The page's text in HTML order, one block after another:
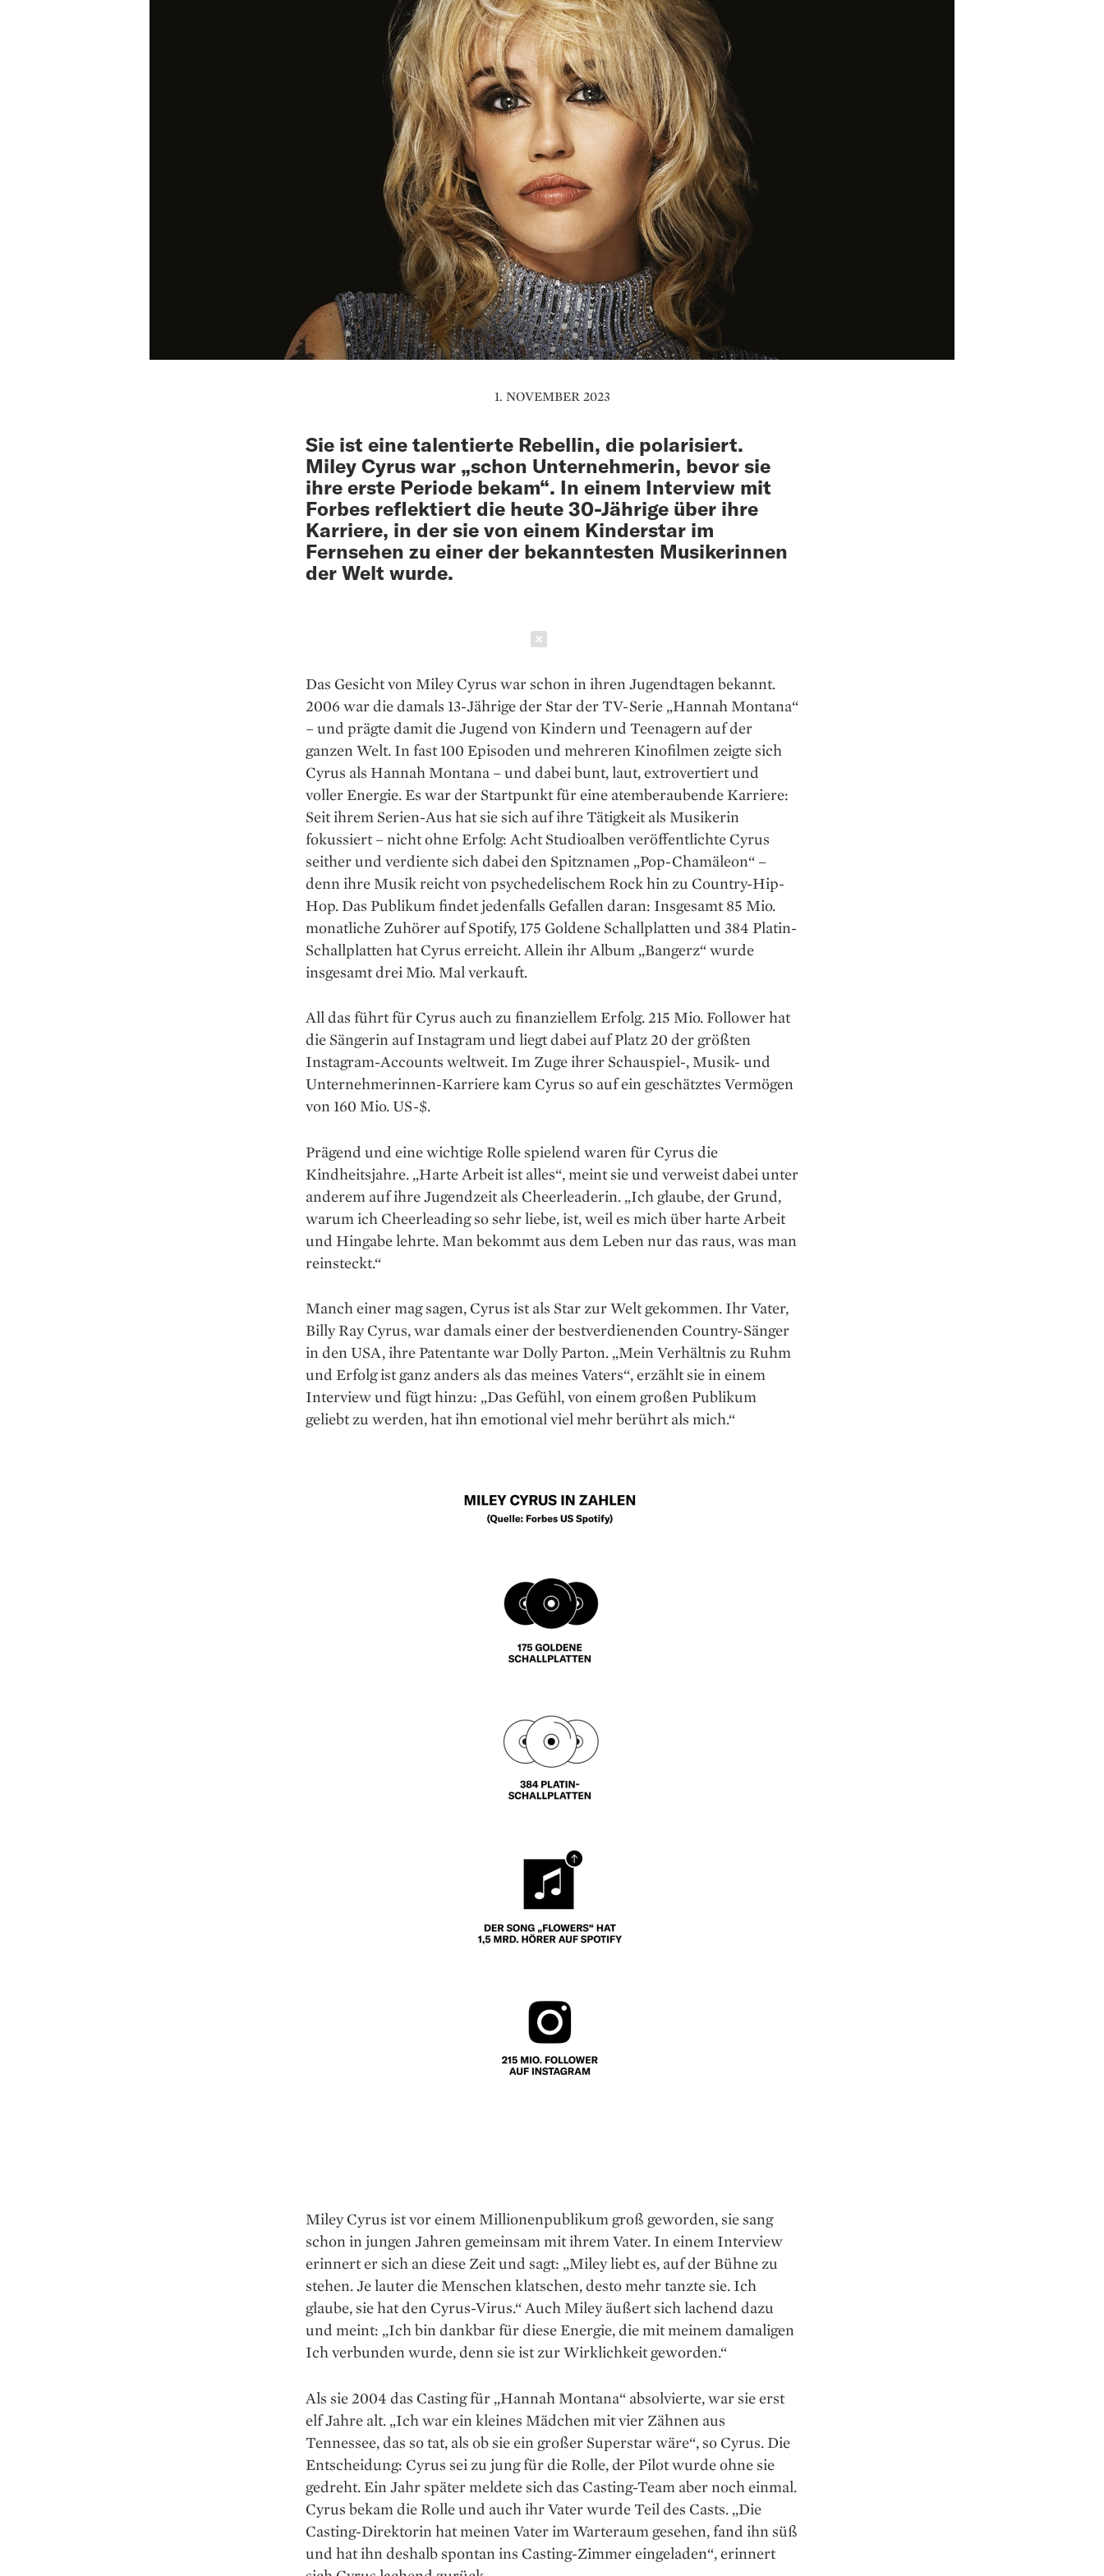
1. NOVEMBER 2023
Sie ist eine talentierte Rebellin, die polarisiert.
Miley Cyrus war „schon Unternehmerin, bevor sie
ihre erste Periode bekam“. In einem Interview mit
Forbes reflektiert die heute 30-Jährige über ihre
Karriere, in der sie von einem Kinderstar im
Fernsehen zu einer der bekanntesten Musikerinnen
der Welt wurde.
Das Gesicht von Miley Cyrus war schon in ihren Jugendtagen bekannt.
2006 war die damals 13-Jährige der Star der TV-Serie „Hannah Mon­tana“
– und prägte damit die Jugend von Kindern und Teenagern auf der
ganzen Welt. In fast 100 Episoden und mehreren Kinofilmen zeigte sich
Cyrus als Hannah Montana – und dabei bunt, laut, extrovertiert und
voller Energie. Es war der Startpunkt für eine atemberaubende Karriere:
Seit ihrem Serien-Aus hat sie sich auf ihre Tätigkeit als Musikerin
fokussiert – nicht ohne Erfolg: Acht Studioalben veröffentlichte Cyrus
seither und verdiente sich dabei den Spitznamen „Pop-­Chamäleon“ –
denn ihre Musik reicht von psychedelischem Rock hin zu Country-Hip-
Hop. Das Publikum findet jedenfalls Gefallen daran: ­Insgesamt 85 Mio.
monatliche Zuhörer auf ­Spotify, 175 Goldene Schallplatten und 384 Platin-
Schallplatten hat Cyrus erreicht. Allein ihr Album „Bangerz“ wurde
insgesamt drei Mio. Mal verkauft.
All das führt für Cyrus auch zu finanziellem Erfolg. 215 Mio. Follower hat
die Sängerin auf Instagram und liegt dabei auf Platz 20 der größten
Instagram-Accounts weltweit. Im Zuge ihrer Schauspiel-, Musik- und
Unternehmerinnen-Karriere kam Cyrus so auf ein geschätztes Vermögen
von 160 Mio. US-$.
Prägend und eine wichtige Rolle spielend waren für Cyrus die
Kindheitsjahre. „Harte Arbeit ist alles“, meint sie und verweist dabei unter
anderem auf ihre Jugendzeit als Cheer­leaderin. „Ich glaube, der Grund,
warum ich Cheer­leading so sehr liebe, ist, weil es mich über harte Arbeit
und Hingabe lehrte. Man bekommt aus dem Leben nur das raus, was man
rein­steckt.“
Manch einer mag sagen, Cyrus ist als Star zur Welt gekommen. Ihr Vater,
Billy Ray Cyrus, war damals einer der bestverdienenden Country-Sänger
in den USA, ihre Patentante war Dolly Parton. „Mein Verhältnis zu Ruhm
und Erfolg ist ganz anders als das meines Vaters“, erzählt sie in einem
Interview und fügt hinzu: „Das Gefühl, von einem großen Publikum
geliebt zu werden, hat ihn emotional viel mehr berührt als mich.“
Miley Cyrus ist vor einem Millionenpublikum groß geworden, sie sang
schon in jungen Jahren gemeinsam mit ihrem Vater. In einem Interview
erinnert er sich an diese Zeit und sagt: „Miley liebt es, auf der Bühne zu
stehen. Je lauter die Menschen klatschen, desto mehr tanzte sie. Ich
glaube, sie hat den Cyrus-Virus.“ Auch Miley äußert sich lachend dazu
und meint: „Ich bin dankbar für diese Energie, die mit meinem damaligen
Ich verbunden wurde, denn sie ist zur Wirklichkeit geworden.“
Als sie 2004 das Casting für „Hannah Montana“ absolvierte, war sie erst
elf Jahre alt. „Ich war ein kleines Mädchen mit vier Zähnen aus
Tennessee, das so tat, als ob sie ein großer Superstar wäre“, so Cyrus. Die
Entscheidung: Cyrus sei zu jung für die Rolle, der Pilot wurde ohne sie
gedreht. Ein Jahr später meldete sich das Casting-Team aber noch einmal.
Cyrus bekam die Rolle und auch ihr Vater wurde Teil des Casts. „Die
Casting-Direktorin hat meinen Vater im Warteraum gesehen, fand ihn süß
und hat ihn deshalb spontan ins Casting-Zimmer eingeladen“, erinnert